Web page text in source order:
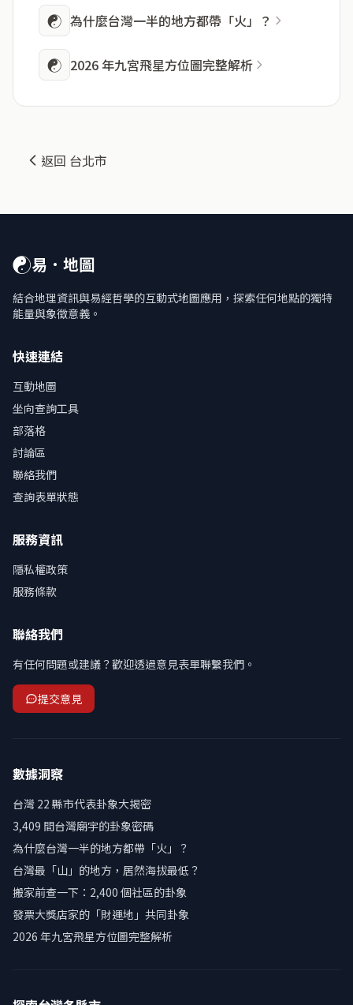
☯ 為什麼台灣一半的地方都帶「火」？
☯ 2026 年九宮飛星方位圖完整解析
返回 台北市
☯易．地圖
結合地理資訊與易經哲學的互動式地圖應用，探索任何地點的獨特
能量與象徵意義。
快速連結
互動地圖
坐向查詢工具
部落格
討論區
聯絡我們
查詢表單狀態
服務資訊
隱私權政策
服務條款
聯絡我們
有任何問題或建議？歡迎透過意見表單聯繫我們。
提交意見
數據洞察
台灣 22 縣市代表卦象大揭密
3,409 間台灣廟宇的卦象密碼
為什麼台灣一半的地方都帶「火」？
台灣最「山」的地方，居然海拔最低？
搬家前查一下：2,400 個社區的卦象
發票大獎店家的「財運地」共同卦象
2026 年九宮飛星方位圖完整解析